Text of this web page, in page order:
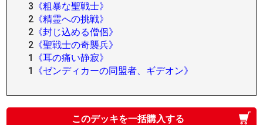
3 《粗暴な聖戦士》
2 《精霊への挑戦》
2 《封じ込める僧侶》
2 《聖戦士の奇襲兵》
1
《耳の痛い静寂》
1
《ゼンディカーの同盟者、ギデオン》
このデッキを一括購入する